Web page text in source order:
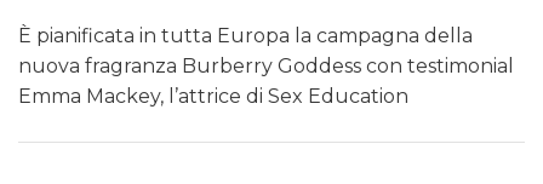
È pianificata in tutta Europa la campagna della
nuova fragranza Burberry Goddess con testimonial
Emma Mackey, l’attrice di Sex Education